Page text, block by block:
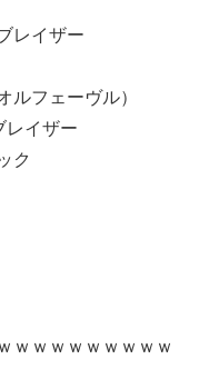
レイザー
フェーヴル）
イザー
ク
ｗｗｗｗｗｗｗｗｗ